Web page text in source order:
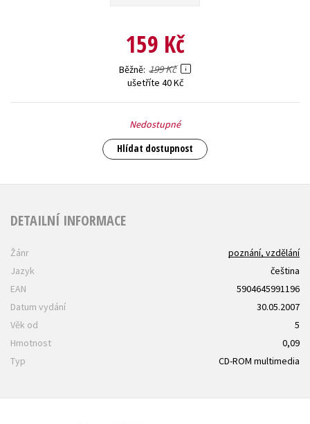
Všechny tituly
159 Kč
Běžně 199 Kč
ušetříte 40 Kč
Nedostupné
Hlídat dostupnost
DETAILNÍ INFORMACE
Žánr
poznání, vzdělání
Jazyk
čeština
EAN
5904645991196
Datum vydání
30.05.2007
Věk od
5
Hmotnost
0,09
Typ
CD-ROM multimedia